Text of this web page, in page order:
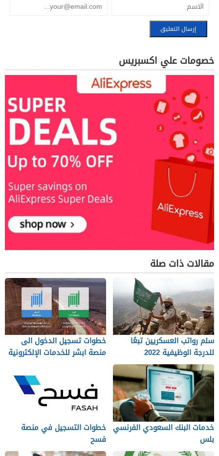
خصومات علي اكسبريس
مقالات ذات صلة
سلم رواتب العسكريين تبعًا
للدرجة الوظيفية 2022
خطوات تسجيل الدخول الى
منصة ابشر للخدمات الإلكترونية
خدمات البنك السعودي الفرنسي
بلس
خطوات التسجيل في منصة
فسح